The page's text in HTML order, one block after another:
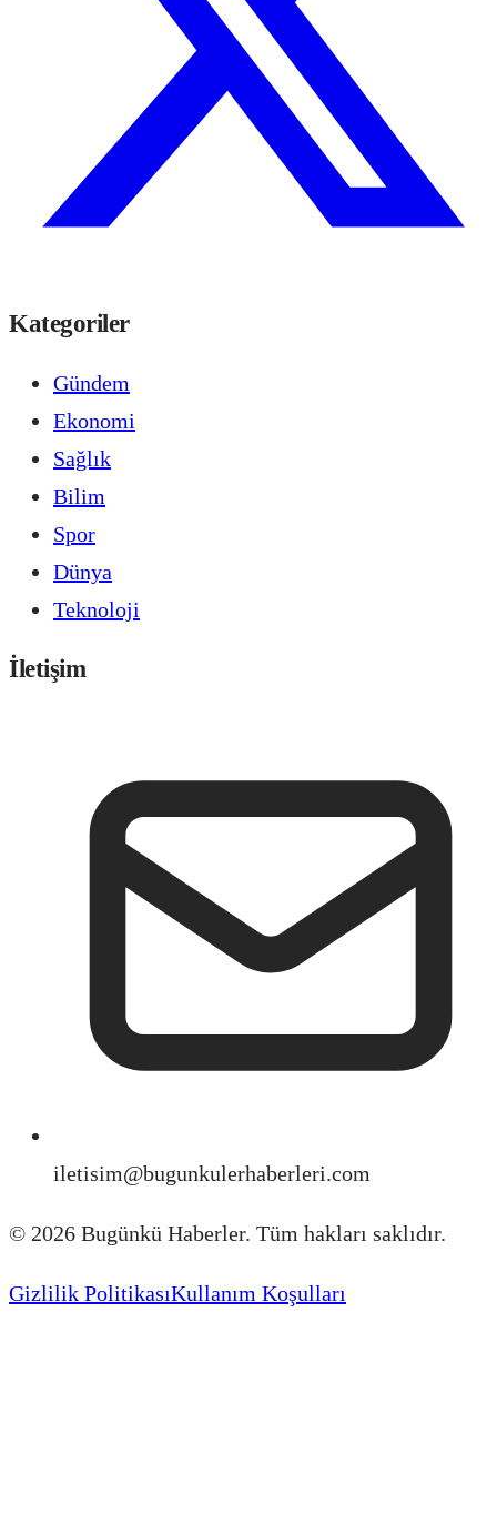
Kategoriler
Gündem
Ekonomi
Sağlık
Bilim
Spor
Dünya
Teknoloji
İletişim
iletisim@bugunkulerhaberleri.com
© 2026 Bugünkü Haberler. Tüm hakları saklıdır.
Gizlilik PolitikasıKullanım Koşulları